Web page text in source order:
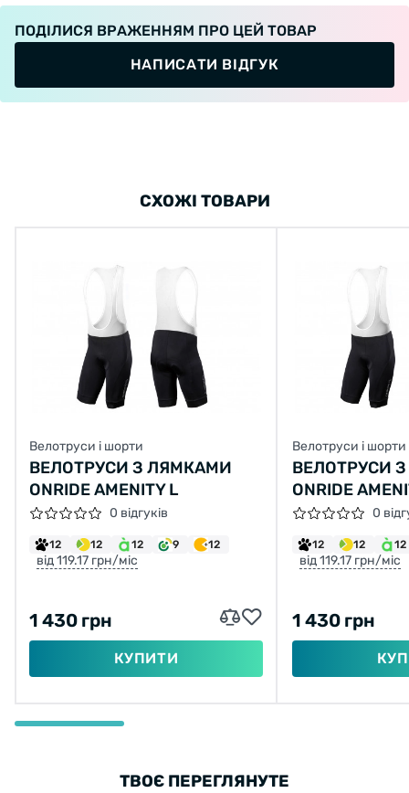
ПОДІЛИСЯ ВРАЖЕННЯМ ПРО ЦЕЙ ТОВАР
НАПИСАТИ ВІДГУК
СХОЖІ ТОВАРИ
Велотруси і шорти
ВЕЛОТРУСИ З ЛЯМКАМИ
ONRIDE AMENITY L
0 відгуків
12 12 12 9 12
від 119.17 грн/міс
1 430 грн
КУПИТИ
Велотруси і шорти
ВЕЛОТРУСИ
ONRIDE
0
12 12 12
від 119.17 грн/міс
1 430 грн
ТВОЄ ПЕРЕГЛЯНУТЕ